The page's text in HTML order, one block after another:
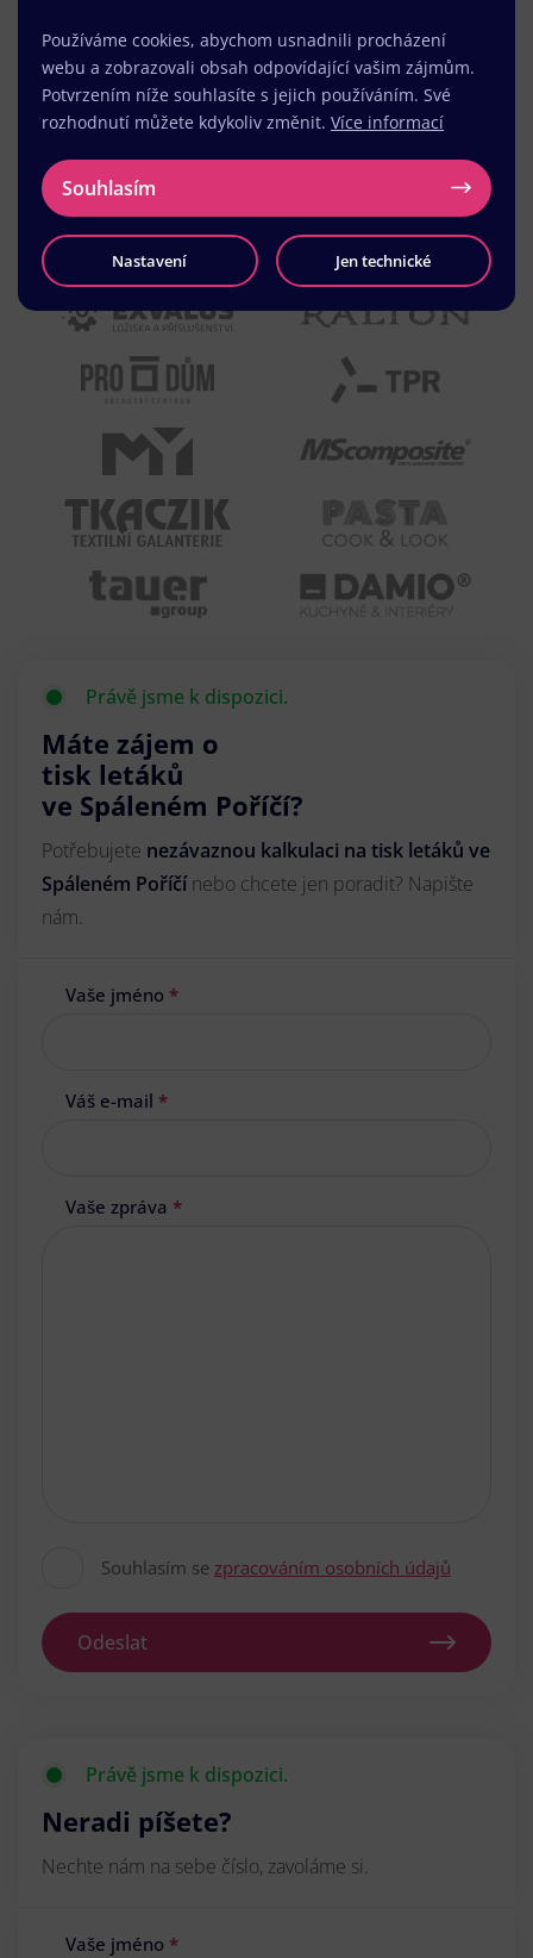
Právě jsme k dispozici.
Máte zájem o
tisk letáků
ve Spáleném Poříčí?
Potřebujete nezávaznou kalkulaci na tisk letáků ve
Spáleném Poříčínebo chcete jen poradit? Napište
nám.
Vaše jméno *
Váš e-mail *
Vaše zpráva *
Souhlasím se zpracováním osobních údajů
Odeslat
Právě jsme k dispozici.
Neradi píšete?
Nechte nám na sebe číslo, zavoláme si.
Vaše jméno *
Používáme cookies, abychom usnadnili procházení
webu a zobrazovali obsah odpovídající vašim zájmům.
Potvrzením níže souhlasíte s jejich používáním. Své
rozhodnutí můžete kdykoliv změnit. Více informací
Souhlasím
Nastavení Jen technické